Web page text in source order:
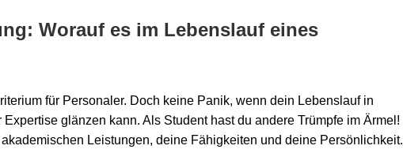
Worauf es im Lebenslauf eines
für Personaler. Doch keine Panik, wenn dein Lebenslauf in
glänzen kann. Als Student hast du andere Trümpfe im Ärmel!
Leistungen, deine Fähigkeiten und deine Persönlichkeit.